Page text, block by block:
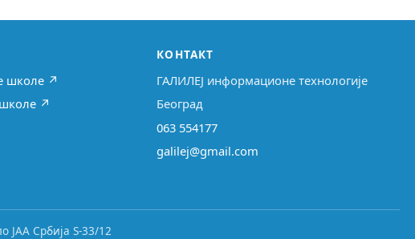
школе ↗
↗
КОНТАКТ
ГАЛИЛЕЈ информационе технологије
Београд
063 554177
galilej@gmail.com
ЈАА Србија S-33/12